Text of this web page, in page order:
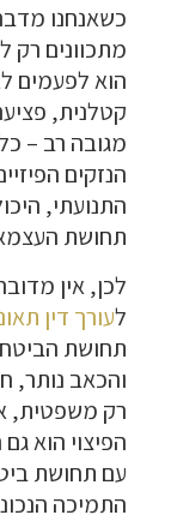
כשאנחנו
מתכוונים רק
הוא לפעמים
קטלנית,
מגובה רב –
הנזקים
התנועתי,
תחושת
לכן, אין
לעורך דין
תחושת
והכאב נותר,
רק משפטית,
הפיצוי הוא
עם תחושת
התמיכה